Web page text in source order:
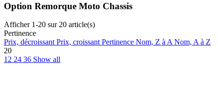
Option Remorque Moto Chassis
Afficher 1-20 sur 20 article(s)
Pertinence
Prix, décroissantPrix, croissantPertinence Nom, Z à ANom, A à Z
20
12 24 36 Show all